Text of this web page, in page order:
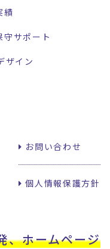
績
守サポート
ザイン
お問い合わせ
個人情報保護方針
、ホームページ